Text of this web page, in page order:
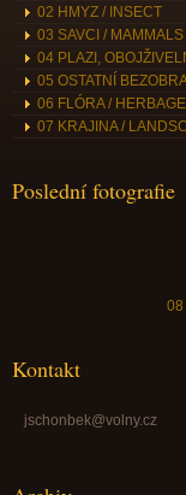
02 HMYZ / INSECT
03 SAVCI / MAMMALS
04 PLAZI,
05 OSTATNÍ
06 FLÓRA / HERBAGE
07 KRAJINA /
Poslední fotografie
08
Kontakt
jschonbek@volny.cz